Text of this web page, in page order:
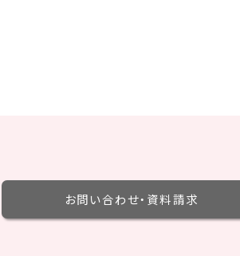
お問い合わせ・ 資料請求